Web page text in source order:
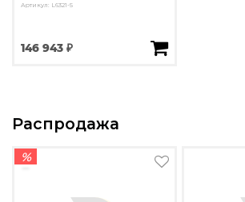
Артикул: L6321-5
146 943 ₽
Распродажа
%